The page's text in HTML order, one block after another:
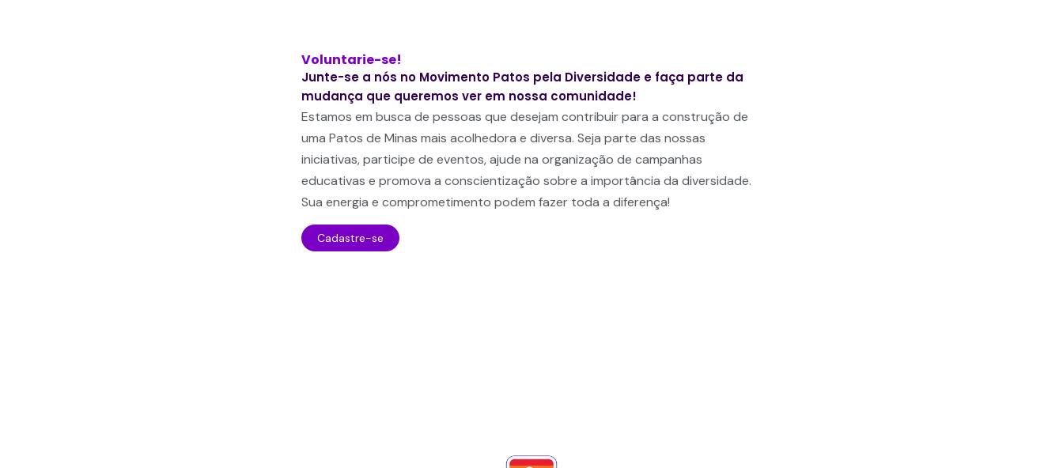
Voluntarie-se!
Junte-se a nós no Movimento Patos pela Diversidade e faça parte da
mudança que queremos ver em nossa comunidade!
Estamos em busca de pessoas que desejam contribuir para a construção de
uma Patos de Minas mais acolhedora e diversa. Seja parte das nossas
iniciativas, participe de eventos, ajude na organização de campanhas
educativas e promova a conscientização sobre a importância da diversidade.
Sua energia e comprometimento podem fazer toda a diferença!
Cadastre-se